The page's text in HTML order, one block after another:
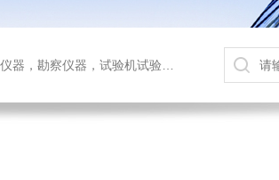
仪器，试验机试验箱，整体方案